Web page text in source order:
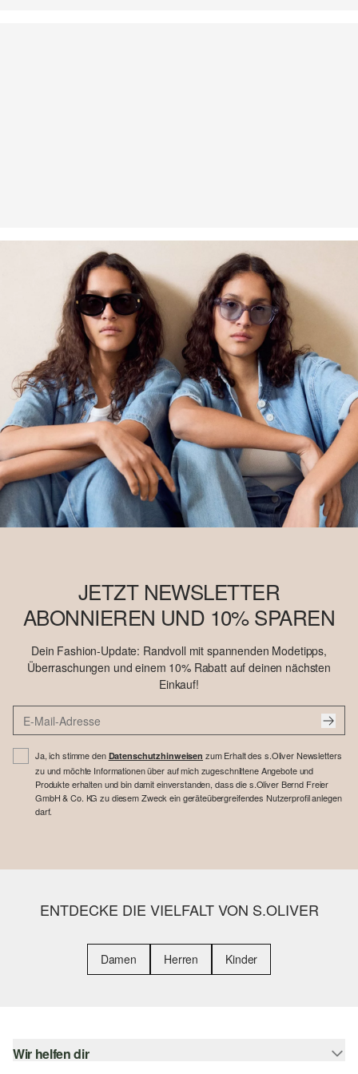
JETZT NEWSLETTER
ABONNIEREN UND 10% SPAREN
Dein Fashion-Update: Randvoll mit spannenden Modetipps,
Überraschungen und einem 10% Rabatt auf deinen nächsten
Einkauf!
Ja, ich stimme den Datenschutzhinweisen zum Erhalt des s.Oliver Newsletters
zu und möchte Informationen über auf mich zugeschnittene Angebote und
Produkte erhalten und bin damit einverstanden, dass die s.Oliver Bernd Freier
GmbH & Co. KG zu diesem Zweck ein geräteübergreifendes Nutzerprofil anlegen
darf.
ENTDECKE DIE VIELFALT VON S.OLIVER
Damen Herren Kinder
Wir helfen dir